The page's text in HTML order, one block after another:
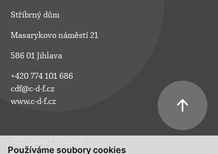
Používáme soubory cookies
Stříbrný dům
Masarykovo náměstí 21
586 01 Jihlava
+420 774 101 686
cdf@c-d-f.cz
www.c-d-f.cz